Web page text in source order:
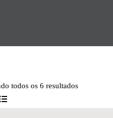
todos os 6 resultados